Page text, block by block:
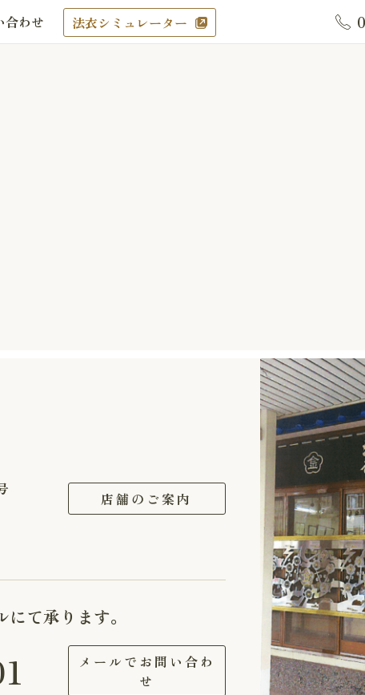
合わせ 法衣シミュレーター
店舗のご案内
て承ります。
メールでお問い合わ
せ